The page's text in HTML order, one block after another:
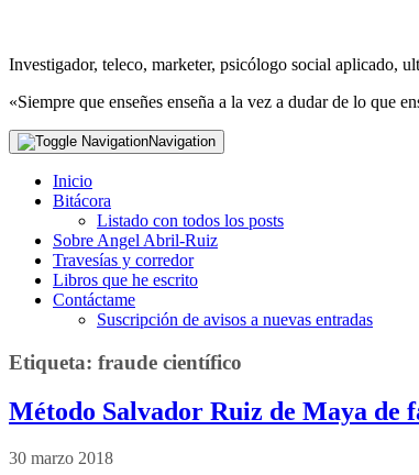
Investigador, teleco, marketer, psicólogo social aplicado,
«Siempre que enseñes enseña a la vez a dudar de lo que
Navigation
Inicio
Bitácora
Listado con todos los posts
Sobre Angel Abril-Ruiz
Travesías y corredor
Libros que he escrito
Contáctame
Suscripción de avisos a nuevas entradas
Etiqueta: fraude científico
Método Salvador Ruiz de Maya de
30 marzo 2018